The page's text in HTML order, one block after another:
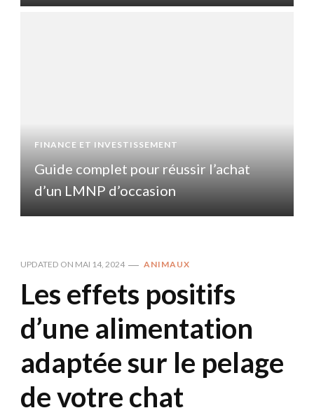
FINANCE ET INVESTISSEMENT
Guide complet pour réussir l’achat
d’un LMNP d’occasion
UPDATED ON MAI 14, 2024 ANIMAUX
Les effets positifs
d’une alimentation
adaptée sur le pelage
de votre chat